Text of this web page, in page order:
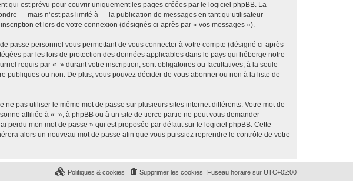
qui est prévu pour couvrir uniquement les pages créées par le logiciel phpBB. La
— mais n’est pas limité à — la publication de messages en tant qu’utilisateur
et lors de votre connexion (désignés ci-après par « vos messages »).
passe personnel vous permettant de vous connecter à votre compte (désigné ci-après
par les lois de protection des données applicables dans le pays qui héberge notre
requis par « » durant votre inscription, sont obligatoires ou facultatives, à la seule
ou non. De plus, vous pouvez décider de vous abonner ou non à la liste de
pas utiliser le même mot de passe sur plusieurs sites internet différents. Votre mot de
affiliée à « », à phpBB ou à un site de tierce partie ne peut vous demander
perdu mon mot de passe » qui est proposée par défaut sur le logiciel phpBB. Cette
alors un nouveau mot de passe afin que vous puissiez reprendre le contrôle de votre
Fuseau horaire sur UTC+02:00
Supprimer les cookies
Politiques & cookies